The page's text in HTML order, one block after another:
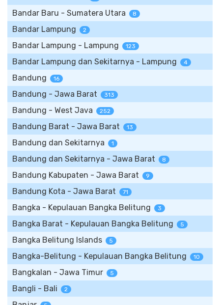
Bandar Baru - Sumatera Utara 8
Bandar Lampung 2
Bandar Lampung - Lampung 123
Bandar Lampung dan Sekitarnya - Lampung 4
Bandung 16
Bandung - Jawa Barat 313
Bandung - West Java 252
Bandung Barat - Jawa Barat 13
Bandung dan Sekitarnya 1
Bandung dan Sekitarnya - Jawa Barat 8
Bandung Kabupaten - Jawa Barat 9
Bandung Kota - Jawa Barat 71
Bangka - Kepulauan Bangka Belitung 3
Bangka Barat - Kepulauan Bangka Belitung 5
Bangka Belitung Islands 5
Bangka-Belitung - Kepulauan Bangka Belitung 10
Bangkalan - Jawa Timur 5
Bangli - Bali 2